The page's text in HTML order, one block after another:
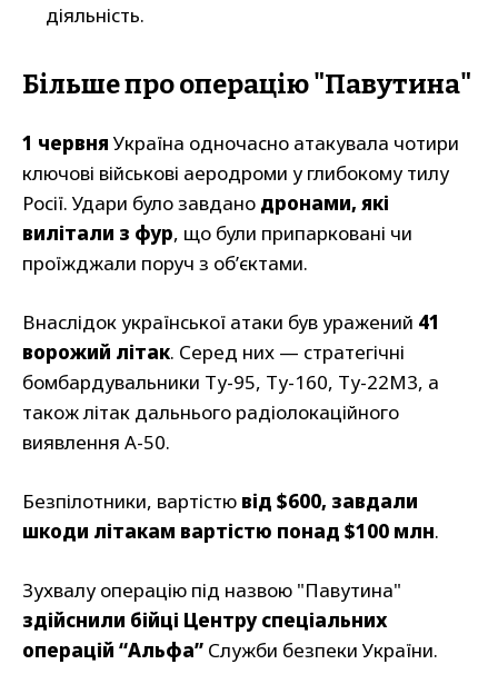
діяльність.
Більше про операцію "Павутина"
1 червня Україна одночасно атакувала чотири
ключові військові аеродроми у глибокому тилу
Росії. Удари було завдано дронами, які
вилітали з фур, що були припарковані чи
проїжджали поруч з об’єктами.
Внаслідок української атаки був уражений 41
ворожий літак. Серед них — стратегічні
бомбардувальники Ту-95, Ту-160, Ту-22М3, а
також літак дальнього радіолокаційного
виявлення А-50.
Безпілотники, вартістю від $600, завдали
шкоди літакам вартістю понад $100 млн.
Зухвалу операцію під назвою "Павутина"
здійснили бійці Центру спеціальних
операцій “Альфа” Служби безпеки України.